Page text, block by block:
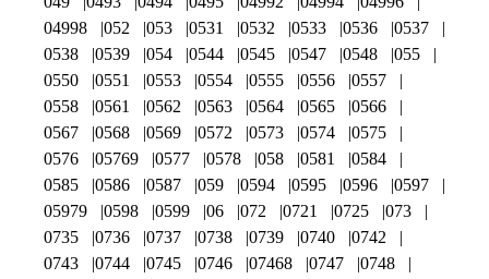
04998
052 053 0531 0532 0533 0536
0537
0538
0539 054 0544 0545 0547 0548
055
0550
0551 0553 0554 0555 0556
0557
0558
0561 0562 0563 0564 0565
0566
0567
0568 0569 0572 0573 0574
0575
0576
05769 0577 0578 058 0581
0584
0585
0586 0587 059 0594 0595 0596
0597
05979
0598 0599 06 072 0721 0725
073
0735
0736 0737 0738 0739 0740
0742
0743
0744 0745 0746 07468 0747
0748